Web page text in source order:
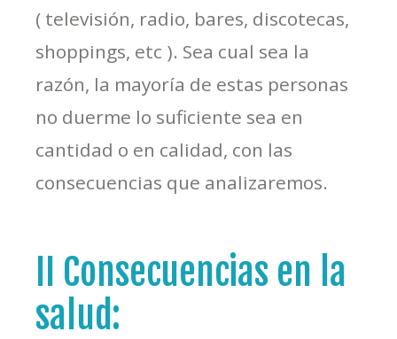
( televisión, radio, bares, discotecas,
shoppings, etc ). Sea cual sea la
razón, la mayoría de estas personas
no duerme lo suficiente sea en
cantidad o en calidad, con las
consecuencias que analizaremos.
II Consecuencias en la
salud: